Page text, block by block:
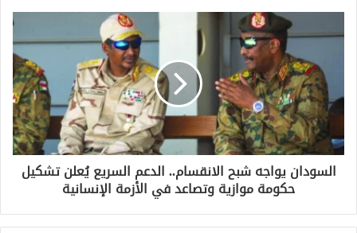
السودان يواجه شبح الانقسام.. الدعم السريع يُعلن تشكيل
حكومة موازية وتصاعد في الأزمة الإنسانية